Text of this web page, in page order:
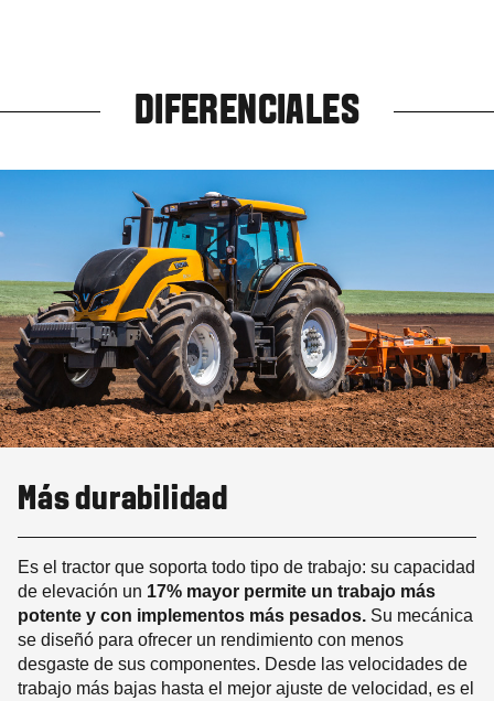
DIFERENCIALES
Más durabilidad
Es el tractor que soporta todo tipo de trabajo: su capacidad
de elevación un 17% mayor permite un trabajo más
potente y con implementos más pesados. Su mecánica
se diseñó para ofrecer un rendimiento con menos
desgaste de sus componentes. Desde las velocidades de
trabajo más bajas hasta el mejor ajuste de velocidad, es el